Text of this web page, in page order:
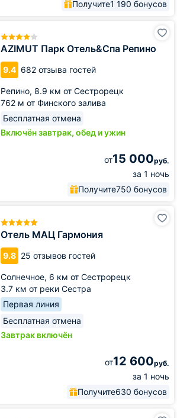
Получите1 190 бонусов
AZIMUT Парк Отель&Спа Репино
9.4 682 отзыва гостей
Репино, 8.9 км от Сестрорецк
762 м от Финского залива
Бесплатная отмена
Включён завтрак, обед и ужин
от15 000руб.
за 1 ночь
Получите750 бонусов
Отель МАЦ Гармония
9.8 25 отзывов гостей
Солнечное, 6 км от Сестрорецк
3.7 км от реки Сестра
Первая линия
Бесплатная отмена
Завтрак включён
от12 600руб.
за 1 ночь
Получите630 бонусов